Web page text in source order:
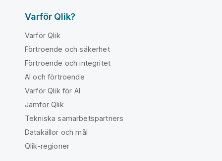
Varför Qlik?
Varför Qlik
Förtroende och säkerhet
Förtroende och integritet
AI och förtroende
Varför Qlik för AI
Jämför Qlik
Tekniska samarbetspartners
Datakällor och mål
Qlik-regioner